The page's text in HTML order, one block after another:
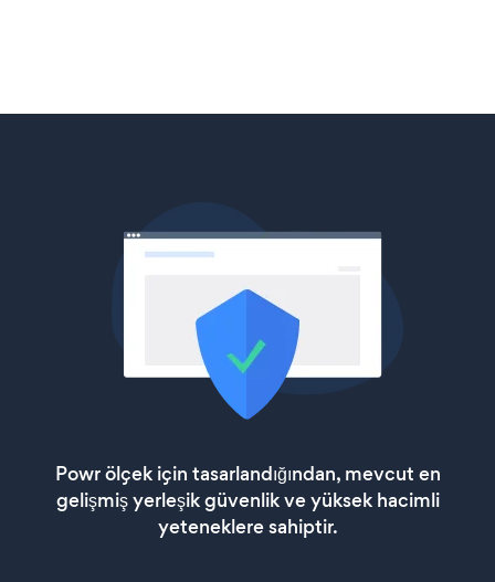
Powr ölçek için tasarlandığından, mevcut en
gelişmiş yerleşik güvenlik ve yüksek hacimli
yeteneklere sahiptir.